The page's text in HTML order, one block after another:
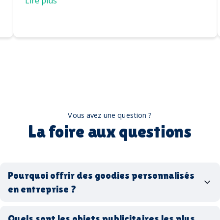
Vous avez une question ?
La foire aux questions
Pourquoi offrir des goodies personnalisés
en entreprise ?